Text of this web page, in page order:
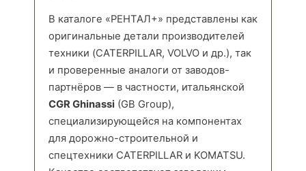
В каталоге «РЕНТАЛ+» представлены как
оригинальные детали производителей
техники (CATERPILLAR, VOLVO и др.), так
и проверенные аналоги от заводов-
партнёров — в частности, итальянской
CGR Ghinassi (GB Group),
специализирующейся на компонентах
для дорожно-строительной и
спецтехники CATERPILLAR и KOMATSU.